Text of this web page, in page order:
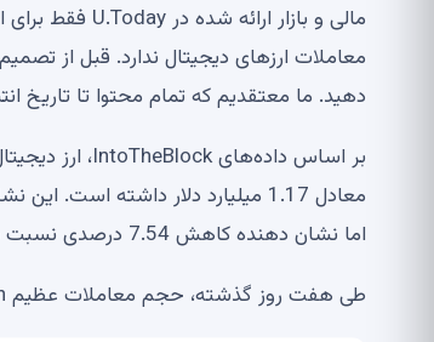
معاملات ارزهای دیجیتال ندارد. قبل از
دهید. ما معتقدیم که تمام محتوا تا
اما نشان دهنده کاهش 7.54 درصدی نسبت به روز گذشته است و نشان دهنده روند نگران کننده این ارز دیجیتال است.
طی هفت روز گذشته، حجم معاملات عظیم Dogecoin روندی نزولی داشته است.